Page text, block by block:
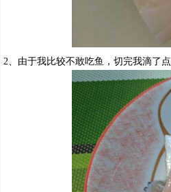
2、由于我比较不敢吃鱼，切完我滴了